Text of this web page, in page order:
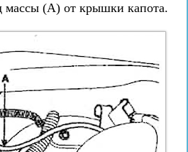
массы (А) от крышки капота.